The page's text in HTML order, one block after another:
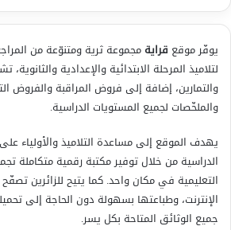
يوفّر موقع قرايةمجموعة ثرية ومتنوّعة من
لتلاميذ المرحلة الابتدائية والإعدادية
والتمارين، إضافة إلى فروض المراقبة والفروض
والملخّصات لجميع المستويات الدراسية.
يهدف الموقع إلى مساعدة التلاميذ والأولياء
الدراسية من خلال توفير مكتبة رقمية متكاملة
التعليمية في مكان واحد. كما يتيح للزائرين
الإنترنت، وطباعتها بسهولة دون الحاجة إلى
جميع الوثائق المتاحة بكل يسر.